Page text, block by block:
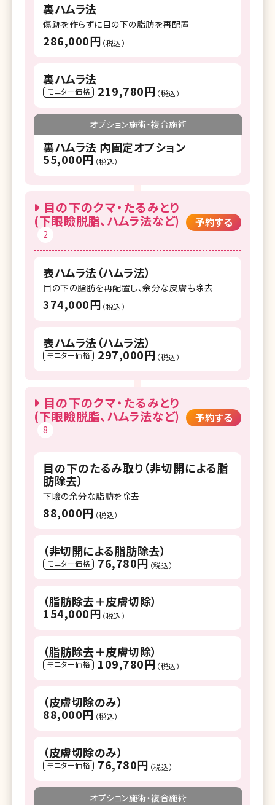
裏ハムラ法
傷跡を作らずに目の下の脂肪を再配置
286,000円 （税込）
裏ハムラ法
モニター価格 219,780円 （税込）
オプション施術・複合施術
裏ハムラ法 内固定オプション
55,000円 （税込）
目の下のクマ・たるみとり
(下眼瞼脱脂、ハムラ法など)
2
予約する
表ハムラ法（ハムラ法）
目の下の脂肪を再配置し、余分な皮膚も除去
374,000円 （税込）
表ハムラ法（ハムラ法）
モニター価格 297,000円 （税込）
目の下のクマ・たるみとり
(下眼瞼脱脂、ハムラ法など)
8
予約する
目の下のたるみ取り（非切開による脂
肪除去）
下瞼の余分な脂肪を除去
88,000円 （税込）
（非切開による脂肪除去）
モニター価格 76,780円 （税込）
（脂肪除去＋皮膚切除）
154,000円 （税込）
（脂肪除去＋皮膚切除）
モニター価格 109,780円 （税込）
（皮膚切除のみ）
88,000円 （税込）
（皮膚切除のみ）
モニター価格 76,780円 （税込）
オプション施術・複合施術